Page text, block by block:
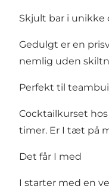
Skjult bar i unikke
Gedulgt er en
nemlig uden
Perfekt til
Cocktailkurset
timer. Er I tæt på
Det får I med
I starter med en